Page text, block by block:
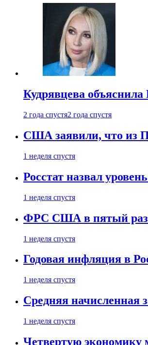
Кудрявцева объяснила
2 года спустя2 года спустя
США заявили, что из
1 неделя спустя
Росстат назвал
1 неделя спустя
ФРС США в пятый раз
1 неделя спустя
Годовая инфляция в
1 неделя спустя
Средняя начисленная
1 неделя спустя
Четвертую экономику